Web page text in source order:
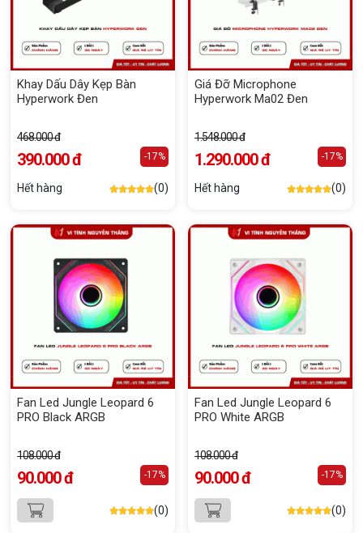
Khay Dấu Dây Kẹp Bàn
Hyperwork Đen
468.000 đ
390.000 đ -17%
Hết hàng (0)
Giá Đỡ Microphone
Hyperwork Ma02 Đen
1.548.000 đ
1.290.000 đ -17%
Hết hàng (0)
Fan Led Jungle Leopard 6
PRO Black ARGB
108.000 đ
90.000 đ -17%
(0)
Fan Led Jungle Leopard 6
PRO White ARGB
108.000 đ
90.000 đ -17%
(0)